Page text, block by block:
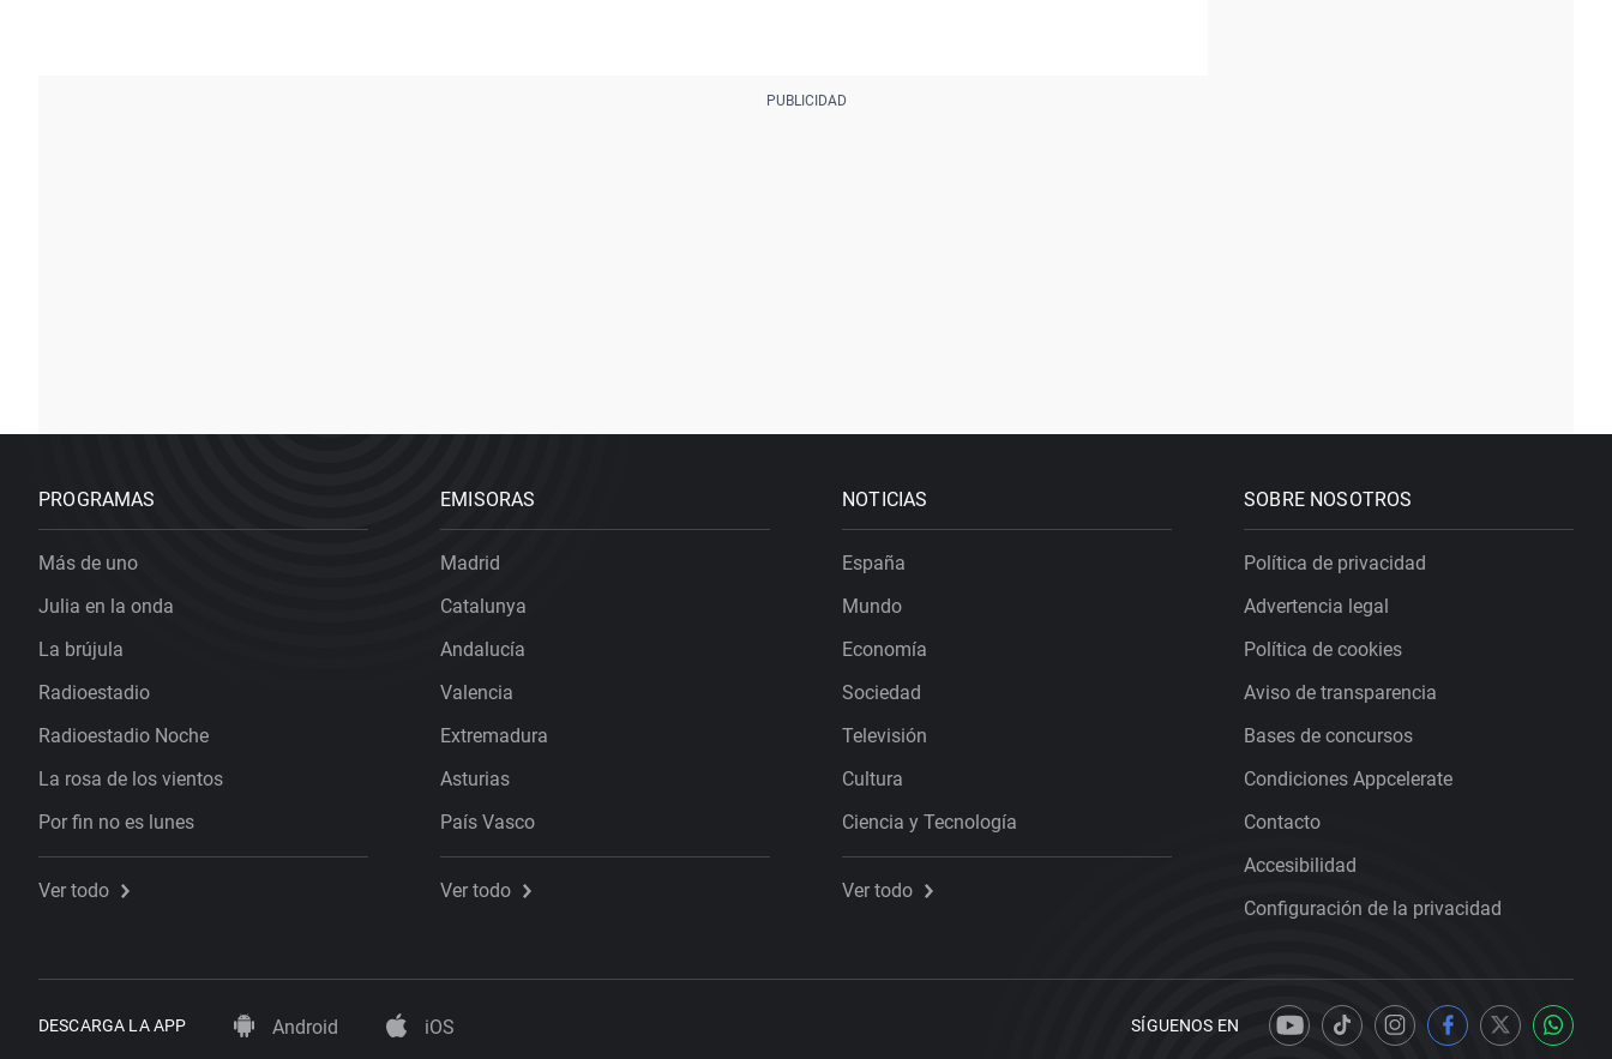
PROGRAMAS
Más de uno
Julia en la onda
La brújula
Radioestadio
Radioestadio Noche
La rosa de los vientos
Por fin no es lunes
Ver todo
EMISORAS
Madrid
Catalunya
Andalucía
Valencia
Extremadura
Asturias
País Vasco
Ver todo
NOTICIAS
España
Mundo
Economía
Sociedad
Televisión
Cultura
Ciencia y Tecnología
Ver todo
SOBRE NOSOTROS
Política de privacidad
Advertencia legal
Política de cookies
Aviso de transparencia
Bases de concursos
Condiciones Appcelerate
Contacto
Accesibilidad
Configuración de la privacidad
DESCARGA LA APP Android iOS SÍGUENOS EN